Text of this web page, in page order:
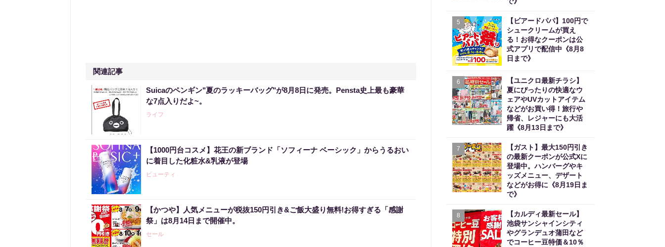
関連記事
Suicaのペンギン"夏のラッキーバッグ"が8月8日に発売。Pensta史上最も豪華
な7点入りだよ~。
ライフ
【1000円台コスメ】花王の新ブランド「ソフィーナ ベーシック」からうるおい
に着目した化粧水&乳液が登場
ビューティ
【かつや】人気メニューが税抜150円引き&ご飯大盛り無料!お得すぎる「感謝
祭」は8月14日まで開催中。
セール
5
【ビアードパパ】100円で
シュークリームが買え
る！お得なクーポンは公
式アプリで配信中《8月8
日まで》
6
【ユニクロ最新チラシ】
夏にぴったりの快適なウ
ェアやUVカットアイテム
などがお買い得！旅行や
帰省、レジャーにも大活
躍《8月13日まで》
7
【ガスト】最大150円引き
の最新クーポンが公式Xに
登場中。ハンバーグやキ
ッズメニュー、デザート
などがお得に《8月19日ま
で》
8
【カルディ最新セール】
池袋サンシャインシティ
やグランデュオ蒲田など
でコーヒー豆特価＆10％